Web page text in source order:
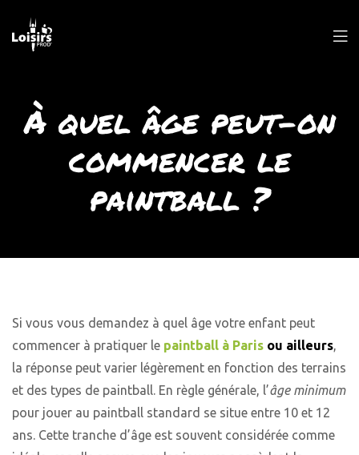
À quel âge peut-on
commencer le
paintball ?
Si vous vous demandez à quel âge votre enfant peut
commencer à pratiquer le paintball à Paris ou ailleurs,
la réponse peut varier légèrement en fonction des terrains
et des types de paintball. En règle générale, l’âge minimum
pour jouer au paintball standard se situe entre 10 et 12
ans. Cette tranche d’âge est souvent considérée comme